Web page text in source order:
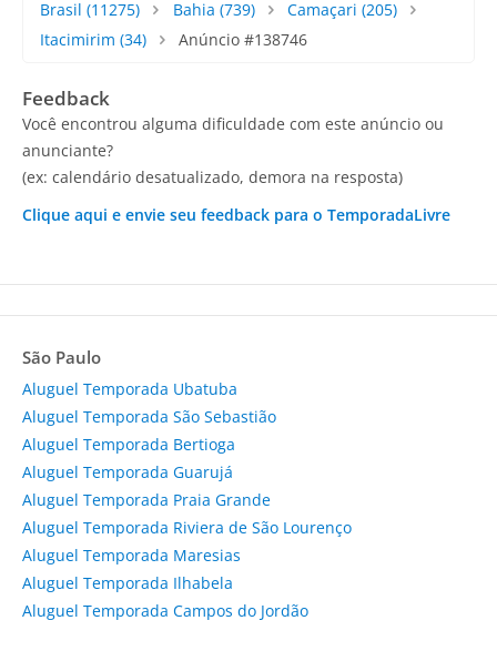
Brasil (11275) Bahia (739) Camaçari (205)
Itacimirim (34) Anúncio #138746
Feedback
Você encontrou alguma dificuldade com este anúncio ou
anunciante?
(ex: calendário desatualizado, demora na resposta)
Clique aqui e envie seu feedback para o TemporadaLivre
São Paulo
Aluguel Temporada Ubatuba
Aluguel Temporada São Sebastião
Aluguel Temporada Bertioga
Aluguel Temporada Guarujá
Aluguel Temporada Praia Grande
Aluguel Temporada Riviera de São Lourenço
Aluguel Temporada Maresias
Aluguel Temporada Ilhabela
Aluguel Temporada Campos do Jordão